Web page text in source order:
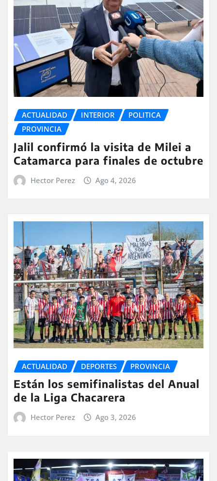
ACTUALIDAD INTERIOR
POLITICA
PROVINCIA
Jalil confirmó la visita de Milei a
Catamarca para finales de octubre
Hector Perez Ago 4, 2026
ACTUALIDAD DEPORTES PROVINCIA
Están los semifinalistas del Anual
de la Liga Chacarera
Hector Perez Ago 3, 2026